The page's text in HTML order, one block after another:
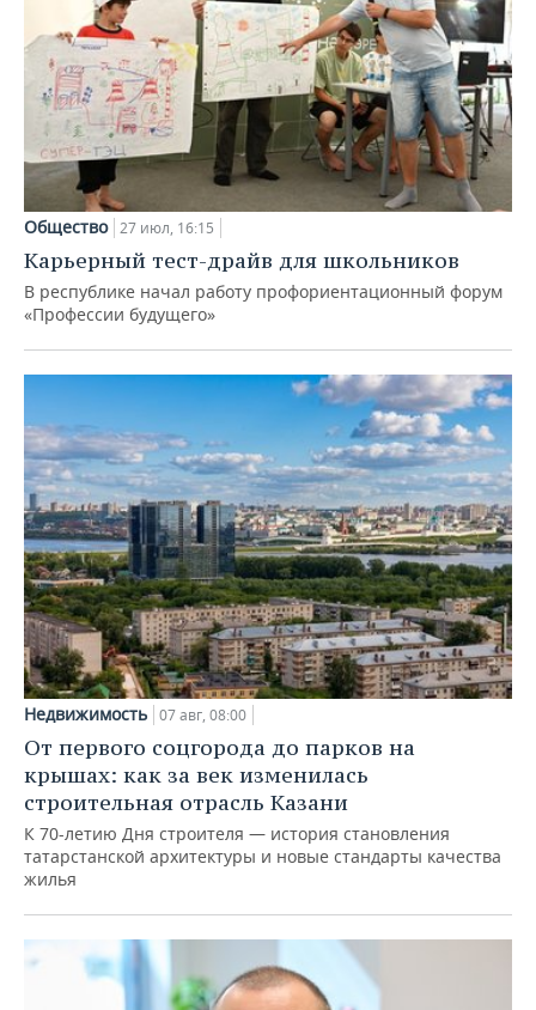
Общество 27 июл, 16:15
Карьерный тест-драйв для школьников
В республике начал работу профориентационный форум
«Профессии будущего»
Недвижимость 07 авг, 08:00
От первого соцгорода до парков на
крышах: как за век изменилась
строительная отрасль Казани
К 70-летию Дня строителя — история становления
татарстанской архитектуры и новые стандарты качества
жилья